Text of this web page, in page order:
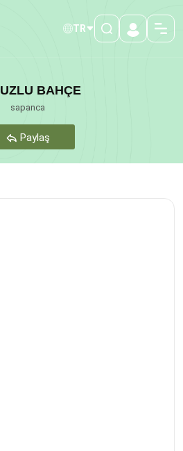
TR
BAHÇE
sapanca
Paylaş